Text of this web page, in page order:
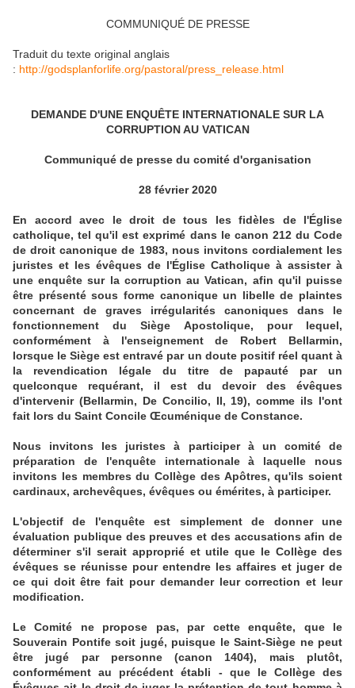
COMMUNIQUÉ DE PRESSE
Traduit du texte original anglais
: http://godsplanforlife.org/pastoral/press_release.html
DEMANDE D'UNE ENQUÊTE INTERNATIONALE SUR LA
CORRUPTION AU VATICAN
Communiqué de presse du comité d'organisation
28 février 2020
En accord avec le droit de tous les fidèles de l'Église
catholique, tel qu'il est exprimé dans le canon 212 du Code
de droit canonique de 1983, nous invitons cordialement les
juristes et les évêques de l'Église Catholique à assister à
une enquête sur la corruption au Vatican, afin qu'il puisse
être présenté sous forme canonique un libelle de plaintes
concernant de graves irrégularités canoniques dans le
fonctionnement du Siège Apostolique, pour lequel,
conformément à l'enseignement de Robert Bellarmin,
lorsque le Siège est entravé par un doute positif réel quant à
la revendication légale du titre de papauté par un
quelconque requérant, il est du devoir des évêques
d'intervenir (Bellarmin, De Concilio, II, 19), comme ils l'ont
fait lors du Saint Concile Œcuménique de Constance.
Nous invitons les juristes à participer à un comité de
préparation de l'enquête internationale à laquelle nous
invitons les membres du Collège des Apôtres, qu'ils soient
cardinaux, archevêques, évêques ou émérites, à participer.
L'objectif de l'enquête est simplement de donner une
évaluation publique des preuves et des accusations afin de
déterminer s'il serait approprié et utile que le Collège des
évêques se réunisse pour entendre les affaires et juger de
ce qui doit être fait pour demander leur correction et leur
modification.
Le Comité ne propose pas, par cette enquête, que le
Souverain Pontife soit jugé, puisque le Saint-Siège ne peut
être jugé par personne (canon 1404), mais plutôt,
conformément au précédent établi - que le Collège des